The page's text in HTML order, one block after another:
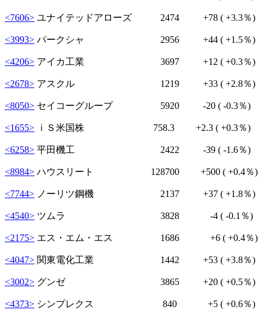
<7606> ユナイテッドアローズ 2474 +78 ( +3.3％)
<3993> パークシャ 2956 +44 ( +1.5％)
<4206> アイカ工業 3697 +12 ( +0.3％)
<2678> アスクル 1219 +33 ( +2.8％)
<8050> セイコーグループ 5920 -20 ( -0.3％)
<1655> ｉＳ米国株 758.3 +2.3 ( +0.3％)
<6258> 平田機工 2422 -39 ( -1.6％)
<8984> ハウスリート 128700 +500 ( +0.4％)
<7744> ノーリツ鋼機 2137 +37 ( +1.8％)
<4540> ツムラ 3828 -4 ( -0.1％)
<2175> エス・エム・エス 1686 +6 ( +0.4％)
<4047> 関東電化工業 1442 +53 ( +3.8％)
<3002> グンゼ 3865 +20 ( +0.5％)
<4373> シンプレクス 840 +5 ( +0.6％)